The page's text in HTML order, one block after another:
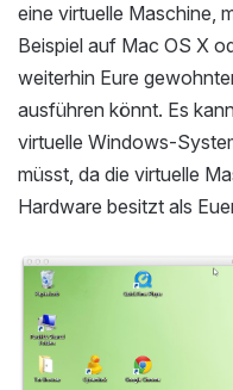
eine virtuelle Maschine,
Beispiel auf Mac OS X
weiterhin Eure
ausführen könnt. Es
virtuelle Windows-
müsst, da die virtuelle
Hardware besitzt als